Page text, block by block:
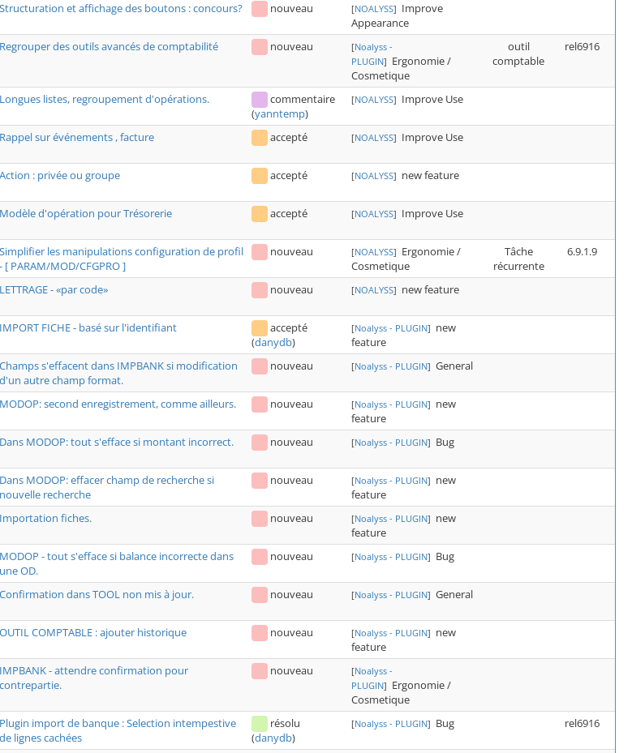
Structuration et affichage des boutons : concours? nouveau [NOALYSS] Improve
Appearance
Regrouper des outils avancés de comptabilité nouveau [Noalyss -
PLUGIN] Ergonomie /
Cosmetique
outil
comptable
rel6916
Longues listes, regroupement d'opérations.
commentaire
(yanntemp)
[NOALYSS] Improve Use
Rappel sur événements , facture accepté [NOALYSS] Improve Use
Action : privée ou groupe accepté [NOALYSS] new feature
Modèle d'opération pour Trésorerie accepté [NOALYSS] Improve Use
Simplifier les manipulations configuration de profil
- [ PARAM/MOD/CFGPRO ]
nouveau [NOALYSS] Ergonomie /
Cosmetique
Tâche
récurrente
6.9.1.9
LETTRAGE - «par code» nouveau [NOALYSS] new feature
IMPORT FICHE - basé sur l'identifiant
accepté
(danydb)
[Noalyss - PLUGIN] new
feature
Champs s'effacent dans IMPBANK si modification
d'un autre champ format.
nouveau [Noalyss - PLUGIN] General
MODOP: second enregistrement, comme ailleurs. nouveau [Noalyss - PLUGIN] new
feature
Dans MODOP: tout s'efface si montant incorrect. nouveau [Noalyss - PLUGIN] Bug
Dans MODOP: effacer champ de recherche si
nouvelle recherche
nouveau [Noalyss - PLUGIN] new
feature
Importation fiches. nouveau [Noalyss - PLUGIN] new
feature
MODOP - tout s'efface si balance incorrecte dans
une OD.
nouveau [Noalyss - PLUGIN] Bug
Confirmation dans TOOL non mis à jour. nouveau [Noalyss - PLUGIN] General
OUTIL COMPTABLE : ajouter historique nouveau [Noalyss - PLUGIN] new
feature
IMPBANK - attendre confirmation pour
contrepartie.
nouveau [Noalyss -
PLUGIN] Ergonomie /
Cosmetique
Plugin import de banque : Selection intempestive
de lignes cachées
résolu
(danydb)
[Noalyss - PLUGIN] Bug rel6916